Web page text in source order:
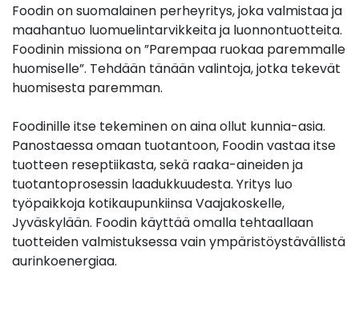
Foodin on suomalainen perheyritys, joka valmistaa ja
maahantuo luomuelintarvikkeita ja luonnontuotteita.
Foodinin missiona on ”Parempaa ruokaa paremmalle
huomiselle”. Tehdään tänään valintoja, jotka tekevät
huomisesta paremman.
Foodinille itse tekeminen on aina ollut kunnia-asia.
Panostaessa omaan tuotantoon, Foodin vastaa itse
tuotteen reseptiikasta, sekä raaka-aineiden ja
tuotantoprosessin laadukkuudesta. Yritys luo
työpaikkoja kotikaupunkiinsa Vaajakoskelle,
Jyväskylään. Foodin käyttää omalla tehtaallaan
tuotteiden valmistuksessa vain ympäristöystävällistä
aurinkoenergiaa.